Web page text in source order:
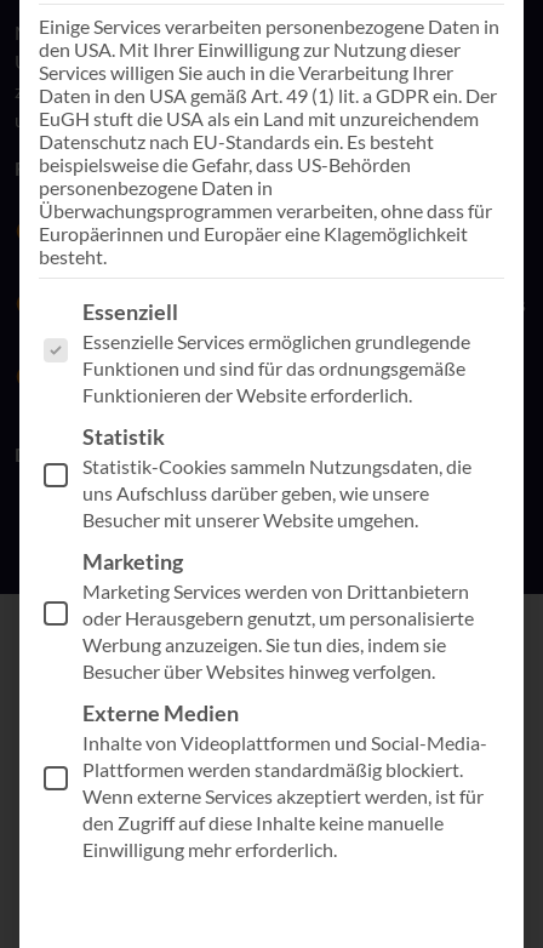
Mit unserenAppSphere‑Newsletternerhalten Sie genau die
Updates, die für Sie relevant sind – von digitalen Insights bis
zu kommenden Events, verständlich aufbereitet und
unkompliziert direkt in Ihr Postfach.
Freuen Sie sich auf:
Exklusive Insights: Trends, Updates und Best Practices
aus erfolgreichen Kundenprojekten
Frühzeitige Event-Infos:
Wichtige Termine, Speaker-Infos
und Early-Bird-Benefits
Empfehlungen und Angebote:Relevante Aktionsvorteile
für Ihre digitale Erfolgsgeschichte
Das alles natürlich kostenfrei und jederzeit abbestellbar.
Anmeldung zum AppSphere
Newsletter
Anrede
Einige Services verarbeiten personenbezogene Daten in
den USA. Mit Ihrer Einwilligung zur Nutzung dieser
Services willigen Sie auch in die Verarbeitung Ihrer
Daten in den USA gemäß Art. 49 (1) lit. a GDPR ein. Der
EuGH stuft die USA als ein Land mit unzureichendem
Datenschutz nach EU-Standards ein. Es besteht
beispielsweise die Gefahr, dass US-Behörden
personenbezogene Daten in
Überwachungsprogrammen verarbeiten, ohne dass für
Europäerinnen und Europäer eine Klagemöglichkeit
besteht.
Es folgt eine Liste der Service-Gruppen, für die eine
Essenziell
Essenzielle Services ermöglichen grundlegende
Funktionen und sind für das ordnungsgemäße
Funktionieren der Website erforderlich.
Statistik
Statistik-Cookies sammeln Nutzungsdaten, die
uns Aufschluss darüber geben, wie unsere
Besucher mit unserer Website umgehen.
Marketing
Marketing Services werden von Drittanbietern
oder Herausgebern genutzt, um personalisierte
Werbung anzuzeigen. Sie tun dies, indem sie
Besucher über Websites hinweg verfolgen.
Externe Medien
Inhalte von Videoplattformen und Social-Media-
Plattformen werden standardmäßig blockiert.
Wenn externe Services akzeptiert werden, ist für
den Zugriff auf diese Inhalte keine manuelle
Einwilligung mehr erforderlich.